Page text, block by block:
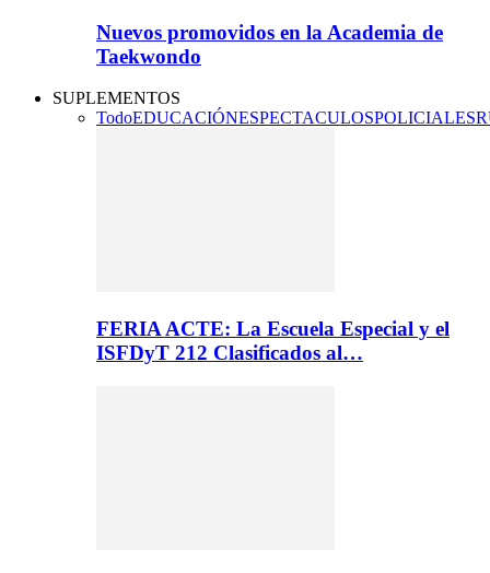
Nuevos promovidos en la Academia de
Taekwondo
SUPLEMENTOS
TodoEDUCACIÓNESPECTACULOSPOLICIALES
FERIA ACTE: La Escuela Especial y el
ISFDyT 212 Clasificados al…